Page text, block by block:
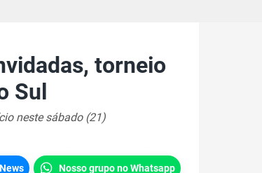
torneio
Sul
neste sábado (21)
Nosso grupo no Whatsapp